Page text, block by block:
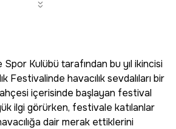
Spor Kulübü tarafından bu yıl ikincisi
Festivalinde havacılık sevdalıları bir
içerisinde başlayan festival
ilgi görürken, festivale katılanlar
dair merak ettiklerini